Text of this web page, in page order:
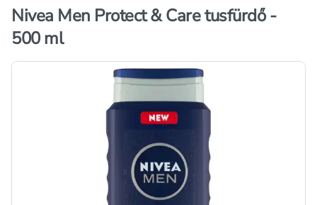
Nivea Men Protect & Care tusfürdő -
500 ml